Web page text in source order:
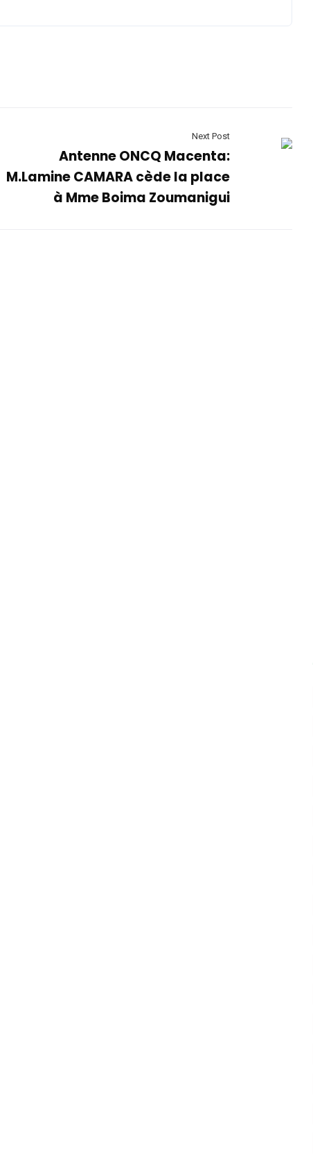
Next Post
Antenne ONCQ Macenta:
M.Lamine CAMARA cède la place
à Mme Boima Zoumanigui